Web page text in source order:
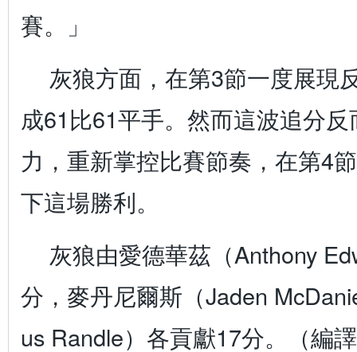
賽。」
灰狼方面，在第3節一度展現
成61比61平手。然而這波追分
力，重新掌控比賽節奏，在第4
下這場勝利。
灰狼由愛德華茲（Anthony
分，麥丹尼爾斯（Jaden
us Randle）各貢獻17分。（編